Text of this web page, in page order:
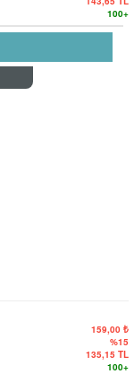
100+
159,00 ₺
%15
135,15 TL
100+